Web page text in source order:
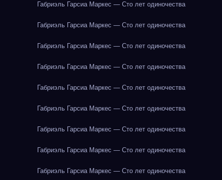
Габриэль Гарсиа Маркес — Сто лет одиночества
Габриэль Гарсиа Маркес — Сто лет одиночества
Габриэль Гарсиа Маркес — Сто лет одиночества
Габриэль Гарсиа Маркес — Сто лет одиночества
Габриэль Гарсиа Маркес — Сто лет одиночества
Габриэль Гарсиа Маркес — Сто лет одиночества
Габриэль Гарсиа Маркес — Сто лет одиночества
Габриэль Гарсиа Маркес — Сто лет одиночества
Габриэль Гарсиа Маркес — Сто лет одиночества